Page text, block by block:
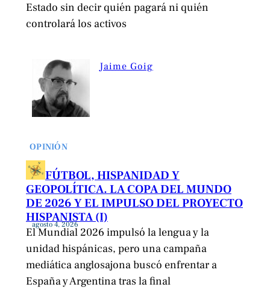
Estado sin decir quién pagará ni quién
controlará los activos
Jaime Goig
OPINIÓN
FÚTBOL, HISPANIDAD Y
GEOPOLÍTICA. LA COPA DEL MUNDO
DE 2026 Y EL IMPULSO DEL PROYECTO
HISPANISTA (I)
agosto 4, 2026
El Mundial 2026 impulsó la lengua y la
unidad hispánicas, pero una campaña
mediática anglosajona buscó enfrentar a
España y Argentina tras la final